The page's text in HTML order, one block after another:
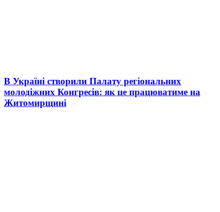
В Україні створили Палату регіональних
молодіжних Конгресів: як це працюватиме на
Житомирщині